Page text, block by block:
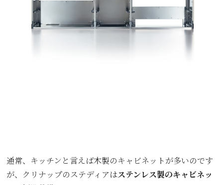
通常、キッチンと言えば木製のキャビネットが多いのです
が、クリナップのステディアはステンレス製のキャビネッ